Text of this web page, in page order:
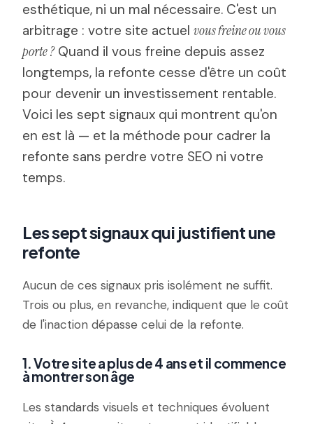
esthétique, ni un mal nécessaire. C'est un
arbitrage : votre site actuel vous freine ou vous
porte ?Quand il vous freine depuis assez
longtemps, la refonte cesse d'être un coût
pour devenir un investissement rentable.
Voici les sept signaux qui montrent qu'on
en est là — et la méthode pour cadrer la
refonte sans perdre votre SEO ni votre
temps.
Les sept signaux qui justifient une
refonte
Aucun de ces signaux pris isolément ne suffit.
Trois ou plus, en revanche, indiquent que le coût
de l'inaction dépasse celui de la refonte.
1. Votre site a plus de 4 ans et il commence
à montrer son âge
Les standards visuels et techniques évoluent